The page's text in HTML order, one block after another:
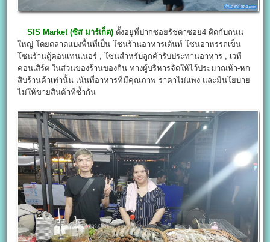
SIS Market (ซิส มาร์เก็ต) ตั้งอยู่ที่ปากซอยรัชดาซอย4 ติดกับถนน
ใหญ่ โดยตลาดแบ่งพื้นที่เป็น โซนร้านอาหารเต้นท์ โซนอาหรรถเข็น
โซนร้านตู้คอนเทนเนอร์ , โซนสำหรับลูกค้ารับประทานอาหาร , เวที
คอนเสิร์ต ในส่วนของร้านของกิน ทางผู้บริหารจัดให้ไว้ประมาณห้า-หก
สิบร้านค้าเท่านั้น เน้นที่อาหารที่มีคุณภาพ ราคาไม่แพง และมีนโยบาย
ไม่ให้ขายสินค้าที่ซ้ำกัน